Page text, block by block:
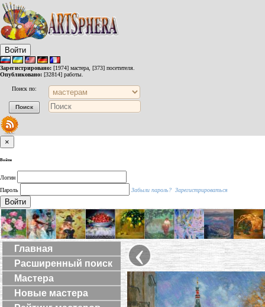
Войти
Зарегистрировано: [1974] мастера, [373] посетителя.
Опубликовано: [32814] работы.
Поиск по:
×
Войти
Логин
Пароль
Забыли пароль? Зарегистрироваться
Войти
Главная
Расширенный поиск
Мастера
Новые мастера
‹